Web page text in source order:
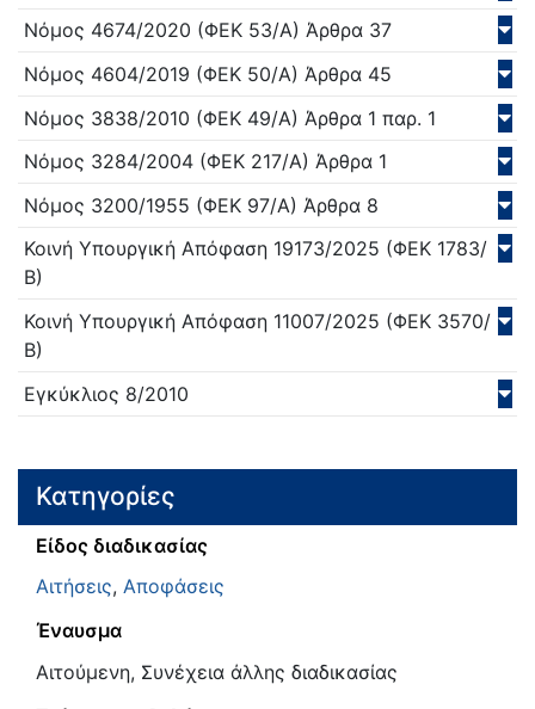
Νόμος 4674/2020 (ΦΕΚ 53/Α) Άρθρα 37
Νόμος 4604/2019 (ΦΕΚ 50/Α) Άρθρα 45
Νόμος 3838/2010 (ΦΕΚ 49/Α) Άρθρα 1 παρ. 1
Νόμος 3284/2004 (ΦΕΚ 217/Α) Άρθρα 1
Νόμος 3200/1955 (ΦΕΚ 97/Α) Άρθρα 8
Κοινή Υπουργική Απόφαση 19173/2025 (ΦΕΚ 1783/
Β)
Κοινή Υπουργική Απόφαση 11007/2025 (ΦΕΚ 3570/
Β)
Εγκύκλιος 8/2010
Κατηγορίες
Είδος διαδικασίας
Αιτήσεις, Αποφάσεις
Έναυσμα
Αιτούμενη, Συνέχεια άλλης διαδικασίας